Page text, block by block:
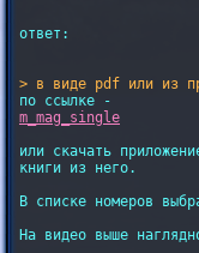
ответ:
> в виде pdf или из
m_mag_single
или скачать
книги из него.
В списке номеров
На видео выше